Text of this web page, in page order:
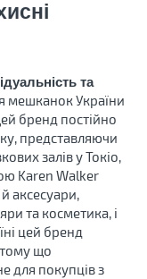
та
мешканок України
бренд постійно
представляючи
залів у Токіо,
Karen Walker
аксесуари,
та косметика, і
цей бренд
що
для покупців з